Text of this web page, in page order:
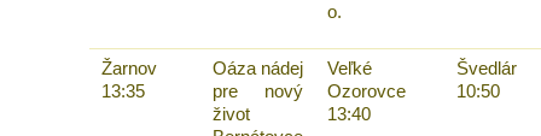
o.
Žarnov
13:35
Oáza nádej
pre nový
život
Veľké
Ozorovce
13:40
Švedlár
10:50